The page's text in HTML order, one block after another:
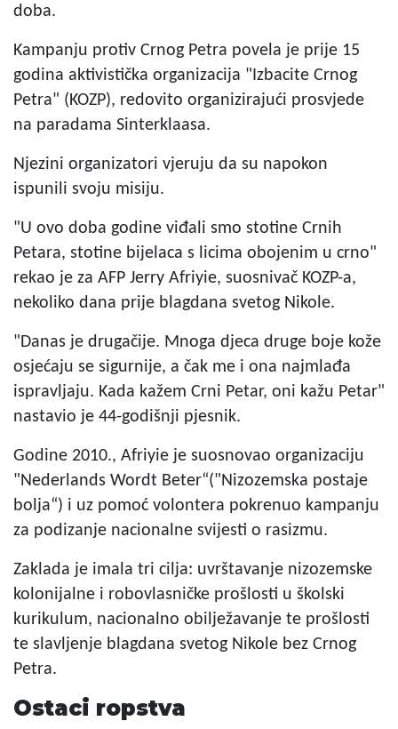
doba.
Kampanju protiv Crnog Petra povela je prije 15
godina aktivistička organizacija "Izbacite Crnog
Petra" (KOZP), redovito organizirajući prosvjede
na paradama Sinterklaasa.
Njezini organizatori vjeruju da su napokon
ispunili svoju misiju.
"U ovo doba godine viđali smo stotine Crnih
Petara, stotine bijelaca s licima obojenim u crno"
rekao je za AFP Jerry Afriyie, suosnivač KOZP-a,
nekoliko dana prije blagdana svetog Nikole.
"Danas je drugačije. Mnoga djeca druge boje kože
osjećaju se sigurnije, a čak me i ona najmlađa
ispravljaju. Kada kažem Crni Petar, oni kažu Petar"
nastavio je 44-godišnji pjesnik.
Godine 2010., Afriyie je suosnovao organizaciju
"Nederlands Wordt Beter“("Nizozemska postaje
bolja“) i uz pomoć volontera pokrenuo kampanju
za podizanje nacionalne svijesti o rasizmu.
Zaklada je imala tri cilja: uvrštavanje nizozemske
kolonijalne i robovlasničke prošlosti u školski
kurikulum, nacionalno obilježavanje te prošlosti
te slavljenje blagdana svetog Nikole bez Crnog
Petra.
Ostaci ropstva